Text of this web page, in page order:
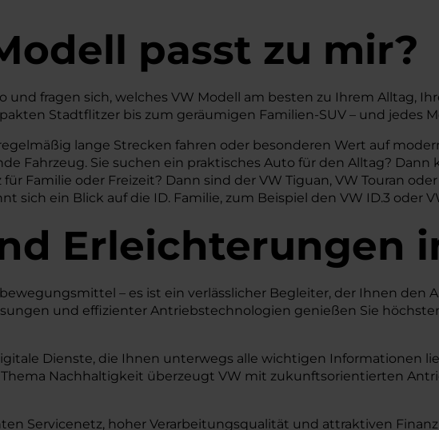
passt zu mir?
und fragen sich, welches VW Modell am besten zu Ihrem Alltag,
Stadtflitzer bis zum geräumigen Familien-SUV – und jedes
lange Strecken fahren oder besonderen Wert auf
Fahrzeug. Sie suchen ein praktisches Auto für den Alltag?
Familie oder Freizeit? Dann sind der VW Tiguan, VW Touran
sich ein Blick auf die ID. Familie, zum Beispiel den VW ID.3 oder
Erleichterungen
– es ist ein verlässlicher Begleiter, der Ihnen
und effizienter Antriebstechnologien genießen Sie
Dienste, die Ihnen unterwegs alle wichtigen Informationen
Nachhaltigkeit überzeugt VW mit zukunftsorientierten
Servicenetz, hoher Verarbeitungsqualität und attraktiven